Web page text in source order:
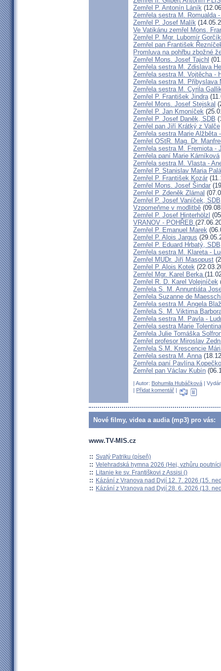
Zemřel P. Antonín Láník
Zemřela sestra M. Romualda
Zemřel P. Josef Malík
Ve Vatikánu zemřel Mons.
Zemřel P. Mgr. Lubomír Gorčík
Zemřel pan František
Promluva na pohřbu zbožné
Zemřel Mons. Josef Tajchl
Zemřela sestra M. Zdislava
Zemřela sestra M. Vojtěcha -
Zemřela sestra M. Přibyslava
Zemřela sestra M. Cyrila
Zemřel P. František Jindra
Zemřel Mons. Josef Stejskal
Zemřel P. Jan Kmoníček
Zemřel P. Josef Daněk, SDB
Zemřel pan Jiří Krátký z Valče
Zemřela sestra Marie Alžběta
Zemřel OStR. Mag. Dr.
Zemřela sestra M. Fremiota -
Zemřela paní Marie Kárníková
Zemřela sestra M. Vlasta -
Zemřel P. Stanislav Maria
Zemřel P. František Kozár
Zemřel Mons. Josef Šindar
Zemřel P. Zdeněk Zlámal
Zemřel P. Josef Vaníček, SDB
Vzpomeňme v modlitbě
Zemřel P. Josef Hinterhölzl
VRANOV - POHŘEB
Zemřel P. Emanuel Marek
Zemřel P. Alois Jargus
Zemřel P. Eduard Hrbatý, SDB
Zemřela sestra M. Klareta -
Zemřel MUDr. Jiří Masopust
Zemřel P. Alois Kotek
Zemřel Mgr. Karel Berka
Zemřel R. D. Karel Volejníček
Zemřela S. M. Annuntiáta
Zemřela Suzanne de
Zemřela sestra M. Angela
Zemřela S. M. Viktima
Zemřela sestra M. Pavla -
Zemřela sestra Marie
Zemřela Julie Tomáška
Zemřel profesor Miroslav
Zemřela S.M. Krescencie
Zemřela sestra M. Anna
Zemřela paní Pavlína
Zemřel pan Václav Kubín
| Autor: Bohumila Hubáčková |
Přidat komentář
Nové filmy, videa a audia (mp3) pro vás:
www.TV-MIS.cz
:: Svatý Patriku (píseň)
:: Velehradská hymna 2026 (Hej, vzhůru
:: Litanie ke sv. Františkovi z Assisi ()
:: Kázání z Vranova nad Dyjí 12. 7. 2026 (15.
:: Kázání z Vranova nad Dyjí 28. 6. 2026 (13.